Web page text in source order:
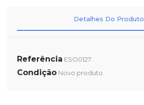
Detalhes Do Produto
Referência ESO0127
Condição Novo produto